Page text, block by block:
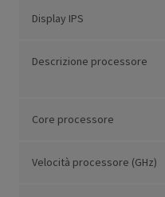
Display IPS
Descrizione processore
Core processore
Velocità processore (GHz)